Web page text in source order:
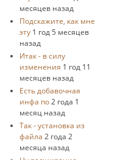
месяцев назад
Подскажите, как мне
эту 1 год 5 месяцев
назад
Итак - в силу
изменения 1 год 11
месяцев назад
Есть добавочная
инфа по 2 года 1
месяц назад
Так - установка из
файла 2 года 2
месяца назад